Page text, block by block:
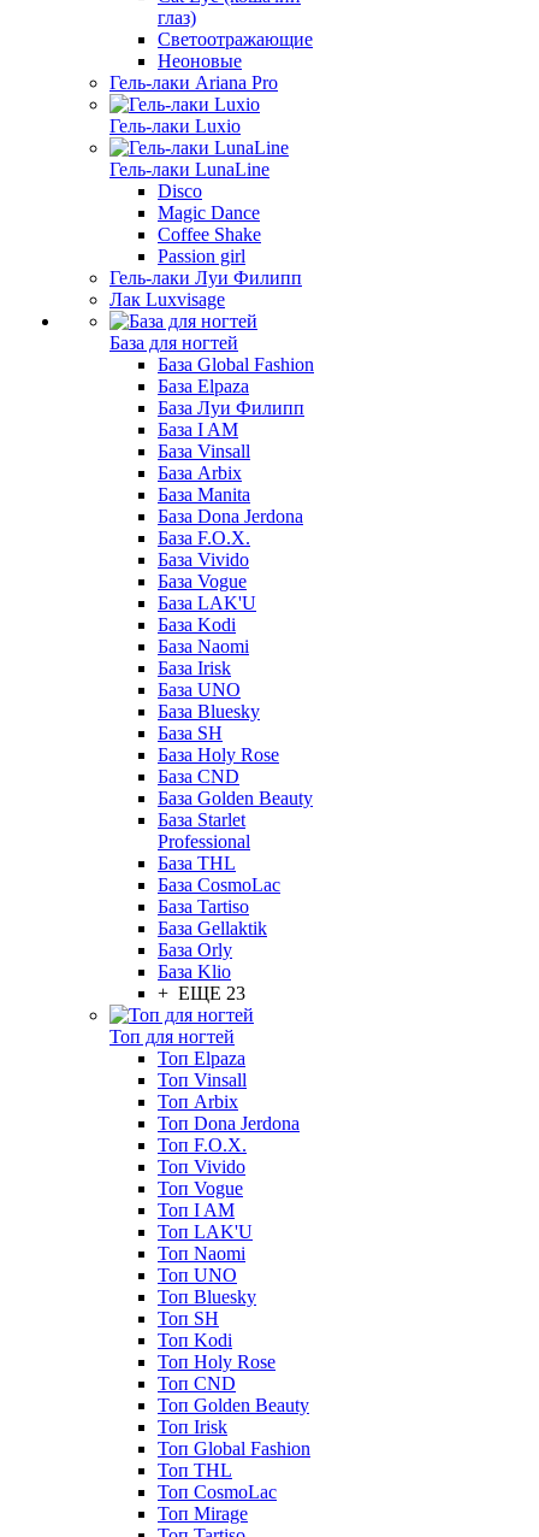
глаз)
Светоотражающие
Неоновые
Гель-лаки Ariana Pro
Гель-лаки Luxio
Гель-лаки LunaLine
Disco
Magic Dance
Coffee Shake
Passion girl
Гель-лаки Луи Филипп
Лак Luxvisage
База для ногтей
База Global Fashion
База Elpaza
База Луи Филипп
База I AM
База Vinsall
База Arbix
База Manita
База Dona Jerdona
База F.O.X.
База Vivido
База Vogue
База LAK'U
База Kodi
База Naomi
База Irisk
База UNO
База Bluesky
База SH
База Holy Rose
База CND
База Golden Beauty
База Starlet
Professional
База THL
База CosmoLac
База Tartiso
База Gellaktik
База Orly
База Klio
+ ЕЩЕ 23
Топ для ногтей
Топ Elpaza
Топ Vinsall
Топ Arbix
Топ Dona Jerdona
Топ F.O.X.
Топ Vivido
Топ Vogue
Топ I AM
Топ LAK'U
Топ Naomi
Топ UNO
Топ Bluesky
Топ SH
Топ Kodi
Топ Holy Rose
Топ CND
Топ Golden Beauty
Топ Irisk
Топ Global Fashion
Топ THL
Топ CosmoLac
Топ Mirage